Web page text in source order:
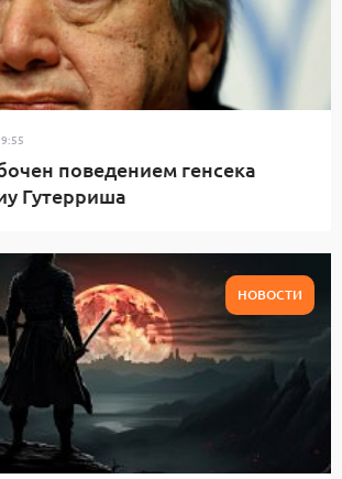
поведением генсека
Гутерриша
НОВОСТИ